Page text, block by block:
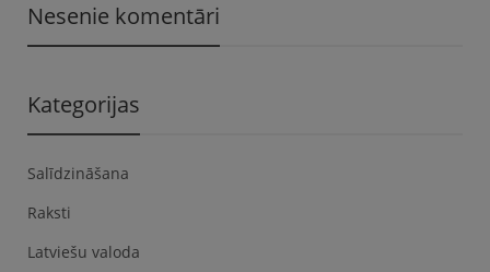
Nesenie komentāri
Kategorijas
Salīdzināšana
Raksti
Latviešu valoda